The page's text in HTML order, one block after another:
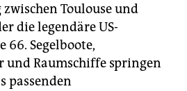
Toulouse und
die legendäre US-
66. Segelboote,
und Raumschiffe springen
passenden